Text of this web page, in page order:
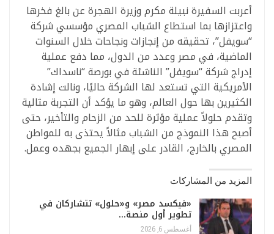
أعربت السفيرة نبيلة مكرم وزيرة الهجرة عن بالغ فخرها
واعتزازها بما استطاع الشباب المصري مؤسسي شركة
“سويفل”، تحقيقه من إنجازات ونجاحات خلال السنوات
الماضية، في مصر وعدد من الدول، مما دفع عملية
إدراج شركة “سويفل” الناشئة في بورصة “ناسداك”
الأمريكية التي تستعد لها الشركة حاليًا، ونالت إشادة
الكثيرين بها حول العالم، وهو ما يؤكد أن التجربة مثالية
وتقدم حلولاً عملية مؤثرة للحد من الزحام والتأخير، حتى
أصبح هذا النموذج من الشباب مثالاً يحتذى به للمواطن
المصري بالخارج، القادر على إبهار الجميع بجهده وعمل.
المزيد من المشاركات
«فيكسد مصر» و«حلول» تتشاركان في
تطوير أول منصة…
أغسطس 6, 2026